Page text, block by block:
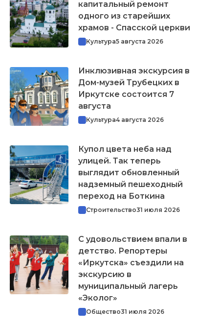
капитальный ремонт
одного из старейших
храмов - Спасской церкви
Культура5 августа 2026
Инклюзивная экскурсия в
Дом-музей Трубецких в
Иркутске состоится 7
августа
Культура4 августа 2026
Купол цвета неба над
улицей. Так теперь
выглядит обновленный
надземный пешеходный
переход на Боткина
Строительство31 июля 2026
С удовольствием впали в
детство. Репортеры
«Иркутска» съездили на
экскурсию в
муниципальный лагерь
«Эколог»
Общество31 июля 2026